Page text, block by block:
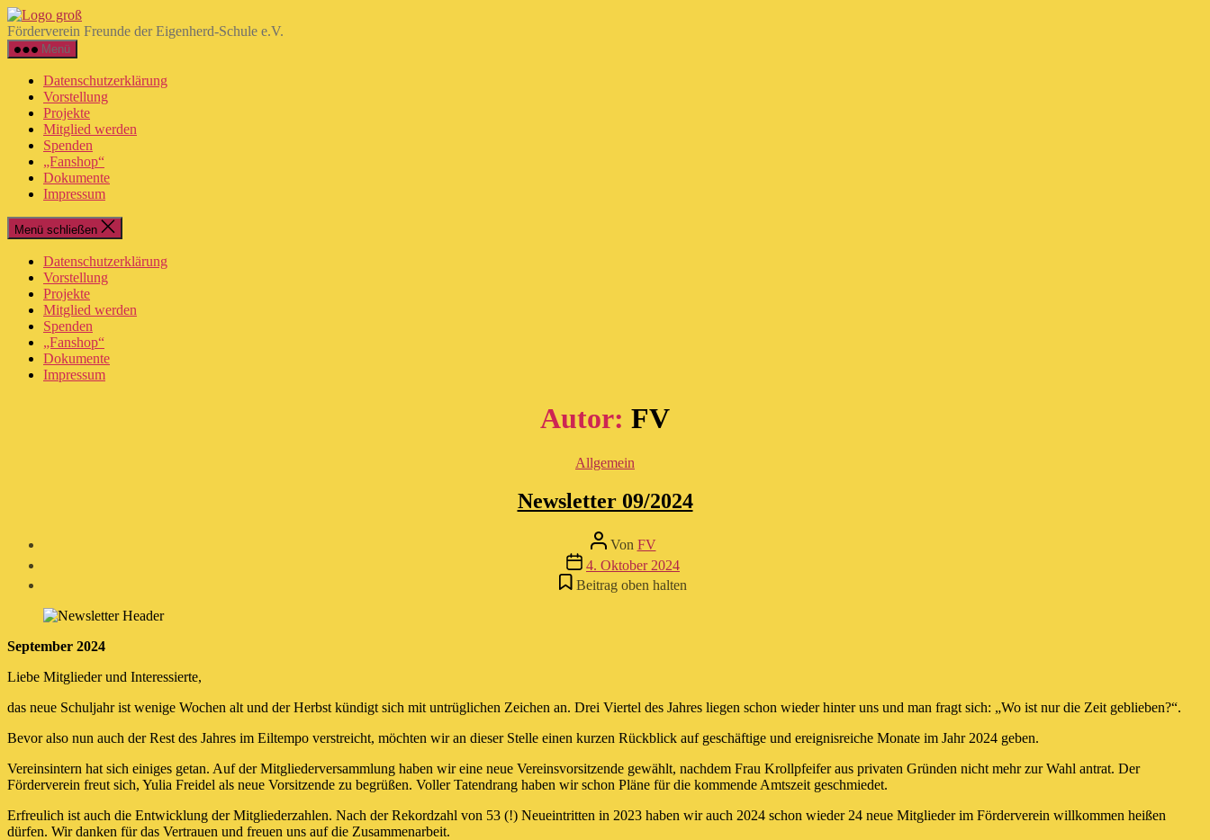
Direkt
zum
Inhalt
wechseln
Freunde
der
e.V.
Förderverein Freunde der Eigenherd-Schule e.V.
Menü
Datenschutzerklärung
Vorstellung
Projekte
Mitglied werden
Spenden
„Fanshop“
Dokumente
Impressum
Menü schließen
Datenschutzerklärung
Vorstellung
Projekte
Mitglied werden
Spenden
„Fanshop“
Dokumente
Impressum
Autor: FV
Kategorien
Allgemein
Newsletter 09/2024
Beitragsautor
Von FV
Beitragsdatum
4. Oktober 2024
Beitrag oben halten
September 2024
Liebe Mitglieder und Interessierte,
das neue Schuljahr ist wenige Wochen alt und der Herbst kündigt sich mit untrüglichen Zeichen an. Drei Viertel des Jahres liegen schon wieder hinter uns und man fragt sich: „Wo ist nur die Zeit geblieben?“.
Bevor also nun auch der Rest des Jahres im Eiltempo verstreicht, möchten wir an dieser Stelle einen kurzen Rückblick auf geschäftige und ereignisreiche Monate im Jahr 2024 geben.
Vereinsintern hat sich einiges getan. Auf der Mitgliederversammlung haben wir eine neue Vereinsvorsitzende gewählt, nachdem Frau Krollpfeifer aus privaten Gründen nicht mehr zur Wahl antrat. Der
Förderverein freut sich, Yulia Freidel als neue Vorsitzende zu begrüßen. Voller Tatendrang haben wir schon Pläne für die kommende Amtszeit geschmiedet.
Erfreulich ist auch die Entwicklung der Mitgliederzahlen. Nach der Rekordzahl von 53 (!) Neueintritten in 2023 haben wir auch 2024 schon wieder 24 neue Mitglieder im Förderverein willkommen heißen
dürfen. Wir danken für das Vertrauen und freuen uns auf die Zusammenarbeit.